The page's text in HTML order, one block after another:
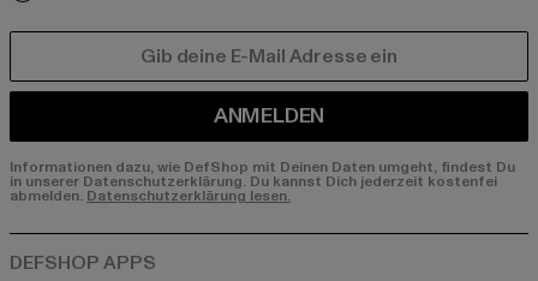
ANMELDEN
Informationen dazu, wie DefShop mit Deinen Daten umgeht, findest Du
in unserer Datenschutzerklärung. Du kannst Dich jederzeit kostenfei
abmelden. Datenschutzerklärung lesen.